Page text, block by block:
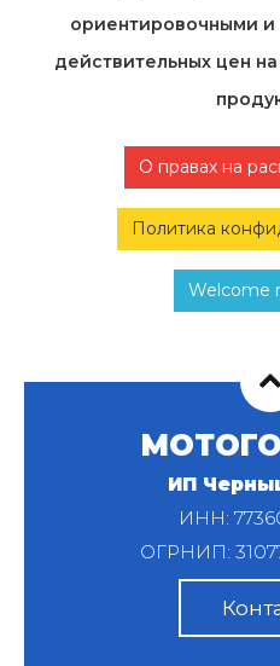
ориентировочными и
действительных цен
О правах на
Политика
Welcome
ИП
ИНН:
ОГРНИП: